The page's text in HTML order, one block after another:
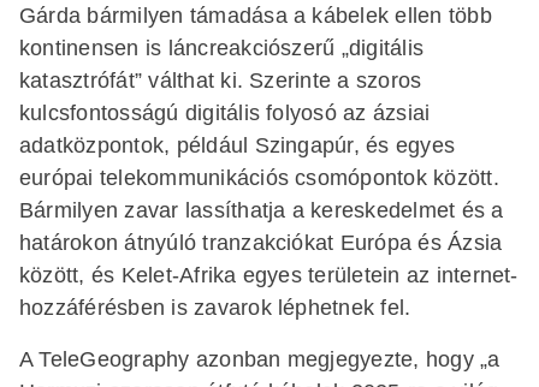
Gárda bármilyen támadása a kábelek ellen több
kontinensen is láncreakciószerű „digitális
katasztrófát” válthat ki. Szerinte a szoros
kulcsfontosságú digitális folyosó az ázsiai
adatközpontok, például Szingapúr, és egyes
európai telekommunikációs csomópontok között.
Bármilyen zavar lassíthatja a kereskedelmet és a
határokon átnyúló tranzakciókat Európa és Ázsia
között, és Kelet-Afrika egyes területein az internet-
hozzáférésben is zavarok léphetnek fel.
A TeleGeography azonban megjegyezte, hogy „a